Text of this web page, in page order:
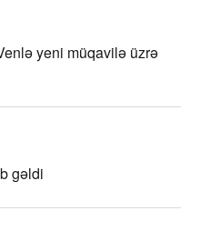
yeni müqavilə üzrə
gəldi